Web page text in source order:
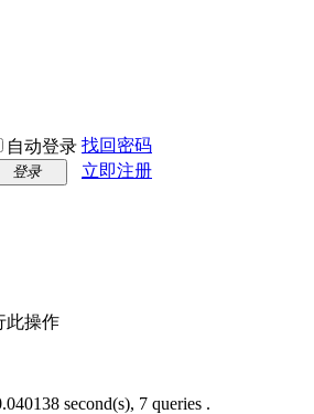
自动登录 找回密码
登录
立即注册
此操作
second(s), 7 queries .